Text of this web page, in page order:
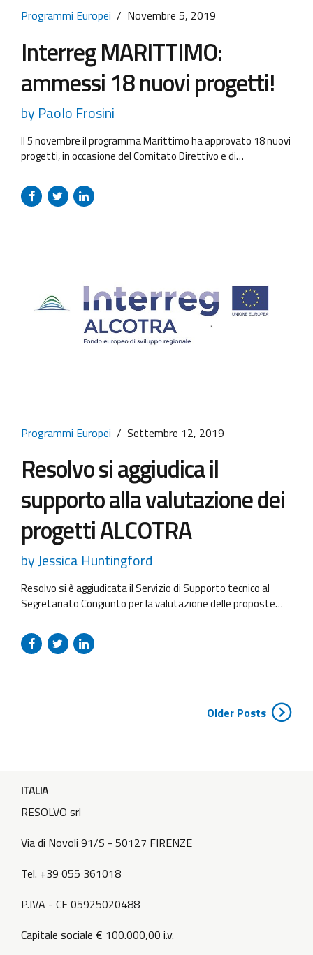
Programmi Europei Novembre 5, 2019
Interreg MARITTIMO:
ammessi 18 nuovi progetti!
by Paolo Frosini
Il 5 novembre il programma Marittimo ha approvato 18 nuovi
progetti, in occasione del Comitato Direttivo e di
L’Assistenza Tecnica (Resolvo, Resco e Soges) ha
supportato la valutazione (con un team di 5 esperti tecnici e
Programmi Europei Settembre 12, 2019
Resolvo si aggiudica il
supporto alla valutazione dei
progetti ALCOTRA
by Jessica Huntingford
Resolvo si è aggiudicata il Servizio di Supporto tecnico al
Segretariato Congiunto per la valutazione delle proposte
Programma Interreg V – A Italia Francia ALCOTRA. Visita il
sito del PC ALCOTRA per maggiori informazioni.
Older Posts
ITALIA
RESOLVO srl
Via di Novoli 91/S - 50127 FIRENZE
Tel. +39 055 361018
P.IVA - CF 05925020488
Capitale sociale € 100.000,00 i.v.